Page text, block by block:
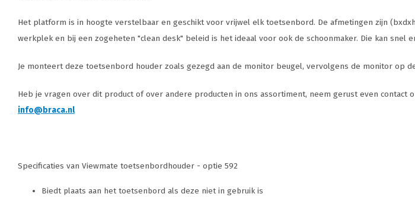
Het platform is in hoogte verstelbaar en geschikt voor vrijwel elk toetsenbord. De afmetingen zijn
werkplek en bij een zogeheten "clean desk" beleid is het ideaal voor ook de schoonmaker. Die kan snel
Je monteert deze toetsenbord houder zoals gezegd aan de monitor beugel, vervolgens de monitor op
Heb je vragen over dit product of over andere producten in ons assortiment, neem gerust even contact
info@braca.nl
Specificaties van Viewmate toetsenbordhouder - optie 592
Biedt plaats aan het toetsenbord als deze niet in gebruik is